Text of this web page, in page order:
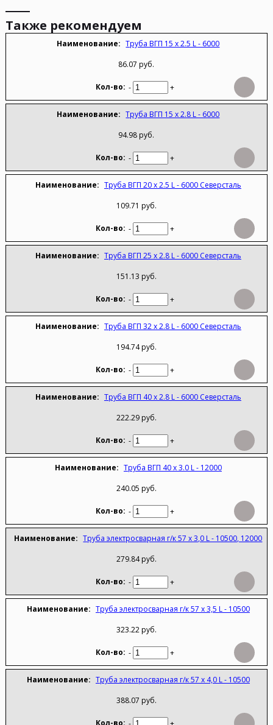
Также рекомендуем
Труба ВГП 15 х 2.5 L - 6000
86.07 руб.
- +
Труба ВГП 15 х 2.8 L - 6000
94.98 руб.
- +
Труба ВГП 20 х 2.5 L - 6000 Северсталь
109.71 руб.
- +
Труба ВГП 25 х 2.8 L - 6000 Северсталь
151.13 руб.
- +
Труба ВГП 32 х 2.8 L - 6000 Северсталь
194.74 руб.
- +
Труба ВГП 40 х 2.8 L - 6000 Северсталь
222.29 руб.
- +
Труба ВГП 40 х 3.0 L - 12000
240.05 руб.
- +
Труба электросварная г/к 57 х 3,0 L - 10500, 12000
279.84 руб.
- +
Труба электросварная г/к 57 х 3,5 L - 10500
323.22 руб.
- +
Труба электросварная г/к 57 х 4,0 L - 10500
388.07 руб.